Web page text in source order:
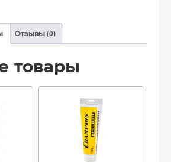
Отзывы (0)
товары